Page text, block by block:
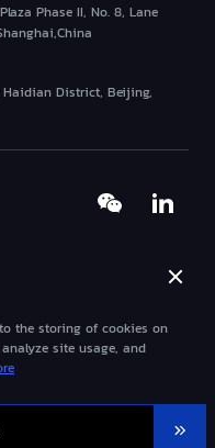
the storing of cookies on
site usage, and
Phase II, No. 8, Lane
District, Beijing,